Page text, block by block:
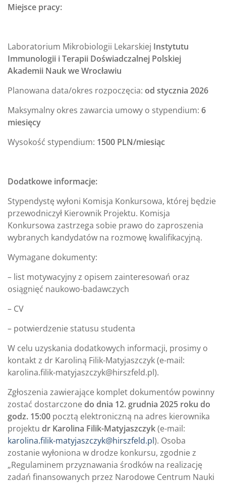
Miejsce pracy:
Laboratorium Mikrobiologii Lekarskiej Instytutu
Immunologii i Terapii Doświadczalnej Polskiej
Akademii Nauk we Wrocławiu
Planowana data/okres rozpoczęcia: od stycznia 2026
Maksymalny okres zawarcia umowy o stypendium: 6
miesięcy
Wysokość stypendium: 1500 PLN/miesiąc
Dodatkowe informacje:
Stypendystę wyłoni Komisja Konkursowa, której będzie
przewodniczył Kierownik Projektu. Komisja
Konkursowa zastrzega sobie prawo do zaproszenia
wybranych kandydatów na rozmowę kwalifikacyjną.
Wymagane dokumenty:
– list motywacyjny z opisem zainteresowań oraz
osiągnięć naukowo-badawczych
– CV
– potwierdzenie statusu studenta
W celu uzyskania dodatkowych informacji, prosimy o
kontakt z dr Karoliną Filik-Matyjaszczyk (e-mail:
karolina.filik-matyjaszczyk@hirszfeld.pl).
Zgłoszenia zawierające komplet dokumentów powinny
zostać dostarczonedo dnia 12. grudnia 2025 roku do
godz. 15:00 pocztą elektroniczną na adres kierownika
projektu dr Karolina Filik-Matyjaszczyk(e-mail:
karolina.filik-matyjaszczyk@hirszfeld.pl). Osoba
zostanie wyłoniona w drodze konkursu, zgodnie z
„Regulaminem przyznawania środków na realizację
zadań finansowanych przez Narodowe Centrum Nauki